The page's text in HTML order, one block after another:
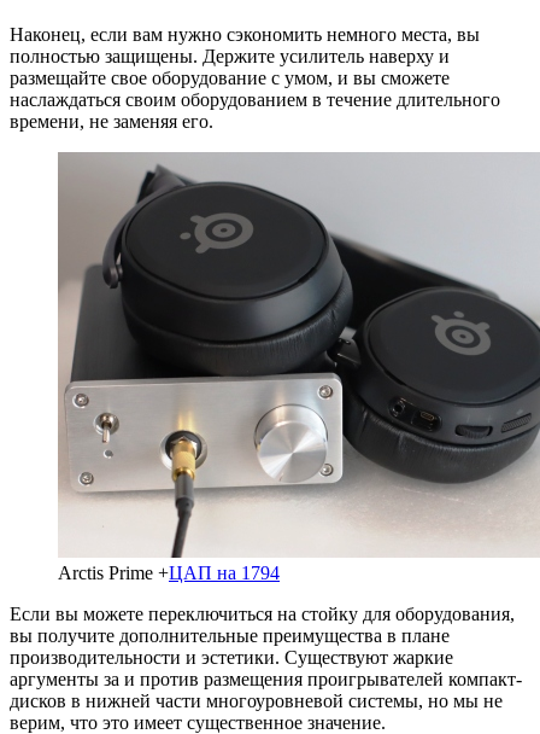
Наконец, если вам нужно сэкономить немного места, вы
полностью защищены. Держите усилитель наверху и
размещайте свое оборудование с умом, и вы сможете
наслаждаться своим оборудованием в течение длительного
времени, не заменяя его.
Arctis Prime +ЦАП на 1794
Если вы можете переключиться на стойку для оборудования,
вы получите дополнительные преимущества в плане
производительности и эстетики. Существуют жаркие
аргументы за и против размещения проигрывателей компакт-
дисков в нижней части многоуровневой системы, но мы не
верим, что это имеет существенное значение.